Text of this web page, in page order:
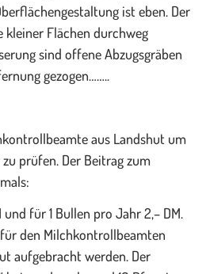
ist eben. Der
kleiner Flächen durchweg
sind offene Abzugsgräben
gezogen……..
aus Landshut um
prüfen. Der Beitrag zum
und für 1 Bullen pro Jahr 2,– DM.
den Milchkontrollbeamten
aufgebracht werden. Der